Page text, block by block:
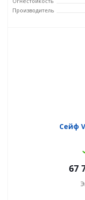
Производитель
Сейф
67